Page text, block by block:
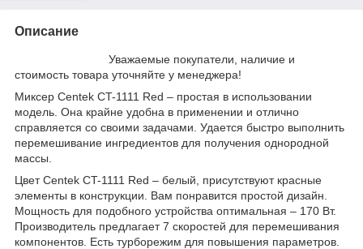
Описание
Уважаемые покупатели, наличие и
стоимость товара уточняйте у менеджера!
Миксер Centek CT-1111 Red – простая в использовании
модель. Она крайне удобна в применении и отлично
справляется со своими задачами. Удается быстро выполнить
перемешивание ингредиентов для получения однородной
массы.
Цвет Centek CT-1111 Red – белый, присутствуют красные
элементы в конструкции. Вам понравится простой дизайн.
Мощность для подобного устройства оптимальная – 170 Вт.
Производитель предлагает 7 скоростей для перемешивания
компонентов. Есть турборежим для повышения параметров.